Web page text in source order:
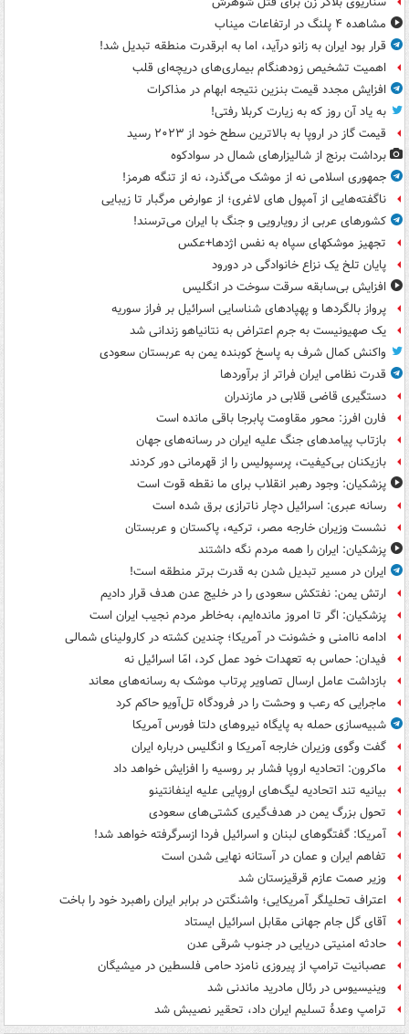
مشاهده ۴ پلنگ در ارتفاعات میناب
قرار بود ایران به زانو درآید، اما به ابرقدرت منطقه تبدیل شد!
اهمیت تشخیص زودهنگام بیماری‌های دریچه‌ای قلب
افزایش مجدد قیمت بنزین نتیجه ابهام در مذاکرات
به یاد آن روز که به زیارت کربلا رفتی!
قیمت گاز در اروپا به بالاترین سطح خود از ۲۰۲۳ رسید
برداشت برنج از شالیزارهای شمال در سوادکوه
جمهوری اسلامی نه از موشک می‌گذرد، نه از تنگه هرمز!
ناگفته‌هایی از آمپول های لاغری؛ از عوارض مرگبار تا زیبایی
کشورهای عربی از رویارویی و جنگ با ایران می‌ترسند!
تجهیز موشکهای سپاه به نفس اژدها+عکس
پایان تلخ یک نزاع خانوادگی در دورود
افزایش بی‌سابقه سرقت سوخت در انگلیس
پرواز بالگردها و پهپادهای شناسایی اسرائیل بر فراز سوریه
یک صهیونیست به جرم اعتراض به نتانیاهو زندانی شد
واکنش کمال شرف به پاسخ کوبنده یمن به عربستان سعودی
قدرت نظامی ایران فراتر از برآوردها
دستگیری قاضی قلابی در مازندران
فارن افرز: محور مقاومت پابرجا باقی مانده است
بازتاب پیامدهای جنگ علیه ایران در رسانه‌های جهان
بازیکنان بی‌کیفیت، پرسپولیس را از قهرمانی دور کردند
پزشکیان: وجود رهبر انقلاب برای ما نقطه قوت است
رسانه عبری: اسرائیل دچار ناترازی برق شده است
نشست وزیران خارجه مصر، ترکیه، پاکستان و عربستان
پزشکیان: ایران را همه مردم نگه داشتند
ایران در مسیر تبدیل شدن به قدرت برتر منطقه است!
ارتش یمن: نفتکش سعودی را در خلیج عدن هدف قرار دادیم
پزشکیان: اگر تا امروز مانده‌ایم، به‌خاطر مردم نجیب ایران است
ادامه ناامنی و خشونت در آمریکا؛ چندین کشته در کارولینای شمالی
فیدان: حماس به تعهدات خود عمل کرد، امّا اسرائیل نه
بازداشت عامل ارسال تصاویر پرتاب موشک به رسانه‌های معاند
ماجرایی که رعب و وحشت را در فرودگاه تل‌آویو حاکم کرد
شبیه‌سازی حمله به پایگاه نیروهای دلتا فورس آمریکا
گفت وگوی وزیران خارجه آمریکا و انگلیس درباره ایران
ماکرون: اتحادیه اروپا فشار بر روسیه را افزایش خواهد داد
بیانیه تند اتحادیه لیگ‌های اروپایی علیه اینفانتینو
تحول بزرگ یمن در هدف‌گیری کشتی‌های سعودی
آمریکا: گفتگوهای لبنان و اسرائیل فردا ازسرگرفته خواهد شد!
تفاهم ایران و عمان در آستانه نهایی شدن است
وزیر صمت عازم قرقیزستان شد
اعتراف تحلیلگر آمریکایی؛ واشنگتن در برابر ایران راهبرد خود را باخت
آقای گل جام جهانی مقابل اسرائیل ایستاد
حادثه امنیتی دریایی در جنوب شرقی عدن
عصبانیت ترامپ از پیروزی نامزد حامی فلسطین در میشیگان
وینیسیوس در رئال مادرید ماندنی شد
ترامپ وعدۀ تسلیم ایران داد، تحقیر نصیبش شد